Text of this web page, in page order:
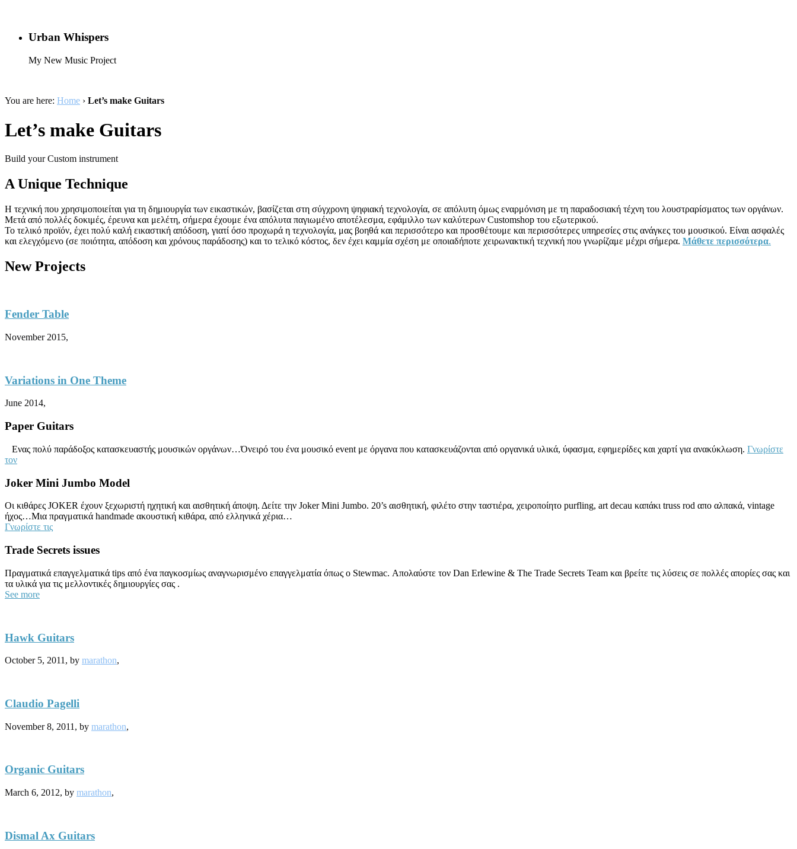
Urban Whispers
My New Music Project
You are here: Home › Let’s make Guitars
Let’s make Guitars
Build your Custom instrument
A Unique Technique
H τεχνική που χρησιμοποιείται για τη δημιουργία των εικαστικών, βασίζεται στη σύγχρονη ψηφιακή τεχνολογία, σε απόλυτη όμως εναρμόνιση με τη παραδοσιακή τέχνη του λουστραρίσματος των οργάνων.
Μετά από πολλές δοκιμές, έρευνα και μελέτη, σήμερα έχουμε ένα απόλυτα παγιωμένο αποτέλεσμα, εφάμιλλο των καλύτερων Customshop του εξωτερικού.
Το τελικό προϊόν, έχει πολύ καλή εικαστική απόδοση, γιατί όσο προχωρά η τεχνολογία, μας βοηθά και περισσότερο και προσθέτουμε και περισσότερες υπηρεσίες στις ανάγκες του μουσικού. Είναι ασφαλές
και ελεγχόμενο (σε ποιότητα, απόδοση και χρόνους παράδοσης) και το τελικό κόστος, δεν έχει καμμία σχέση με οποιαδήποτε χειρωνακτική τεχνική που γνωρίζαμε μέχρι σήμερα. Μάθετε περισσότερα.
New Projects
Fender Table
November 2015,
Variations in One Theme
June 2014,
Paper Guitars
Ενας πολύ παράδοξος κατασκευαστής μουσικών οργάνων…Όνειρό του ένα μουσικό event με όργανα που κατασκευάζονται από οργανικά υλικά, ύφασμα, εφημερίδες και χαρτί για ανακύκλωση. Γνωρίστε
τον
Joker Mini Jumbo Model
Οι κιθάρες JOKER έχουν ξεχωριστή ηχητική και αισθητική άποψη. Δείτε την Joker Mini Jumbo. 20’s αισθητική, φιλέτο στην ταστιέρα, χειροποίητο purfling, art decau καπάκι truss rod απο αλπακά, vintage
ήχος…Μια πραγματικά handmade ακουστική κιθάρα, από ελληνικά χέρια…
Γνωρίστε τις
Trade Secrets issues
Πραγματικά επαγγελματικά tips από ένα παγκοσμίως αναγνωρισμένο επαγγελματία όπως ο Stewmac. Απολαύστε τον Dan Erlewine & The Trade Secrets Team και βρείτε τις λύσεις σε πολλές απορίες σας και
τα υλικά για τις μελλοντικές δημιουργίες σας .
See more
Hawk Guitars
October 5, 2011, by marathon,
Claudio Pagelli
November 8, 2011, by marathon,
Organic Guitars
March 6, 2012, by marathon,
Dismal Ax Guitars